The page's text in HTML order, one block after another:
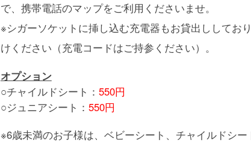
で、携帯電話のマップをご利用くださいませ。
※シガーソケットに挿し込む充電器もお貸出ししてお
けください（充電コードはご持参ください）。
オプション
○チャイルドシート： 550円
○ジュニアシート： 550円
※6歳未満のお子様は、ベビーシート、チャイルドシ